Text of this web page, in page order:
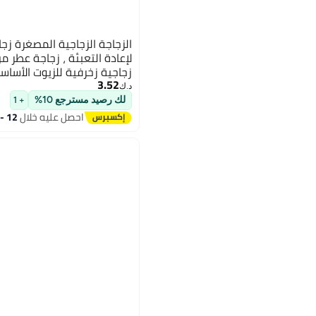
الزجاجة الزجاجية المصغرة
لإعادة التعبئة ، زجاجة
زجاجية زخرفية للزيوت
ديكور غرفة نوم
د.ك‏3.52
لك رصيد مسترجع 10% + 1
احصل عليه خلال12 - 13 اغسطس